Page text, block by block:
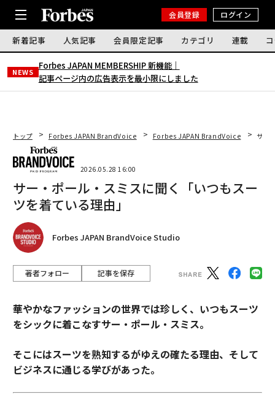
会員登録 ログイン
新着記事 人気記事 会員限定記事 カテゴリ 連載
NEWS
Forbes JAPAN MEMBERSHIP 新機能｜
記事ページ内の広告表示を最小限にしました
トップ Forbes JAPAN BrandVoice Forbes JAPAN BrandVoice サー
2026.05.28 16:00
サー・ポール・スミスに聞く「いつもスー
ツを着ている理由」
Forbes JAPAN BrandVoice Studio
著者フォロー 記事を保存
華やかなファッションの世界では珍しく、いつもスーツ
をシックに着こなすサー・ポール・スミス。
そこにはスーツを熟知するがゆえの確たる理由、そして
ビジネスに通じる学びがあった。